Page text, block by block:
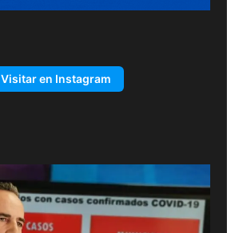
Visitar en Instagram